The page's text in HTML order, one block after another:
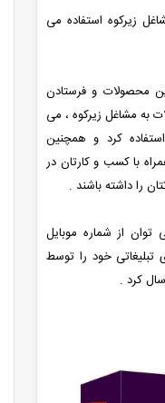
زیرکوه استفاده می
محصولات و فرستادن
مشاغل زیرکوه ، می
استفاده کرد و همچنین
با کسب و کارتان در
را داشته باشند .
توان از شماره موبایل
تبلیغاتی خود را توسط
کرد .